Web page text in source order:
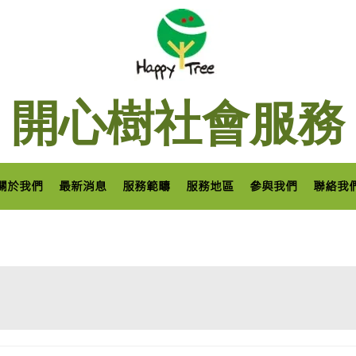
開心樹社會服務
於我們 最新消息 服務範疇 服務地區 參與我們 聯絡我